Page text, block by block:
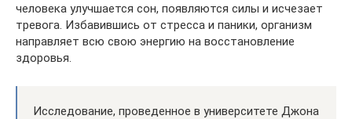
человека улучшается сон, появляются силы и исчезает
тревога. Избавившись от стресса и паники, организм
направляет всю свою энергию на восстановление
здоровья.
Исследование, проведенное в университете Джона